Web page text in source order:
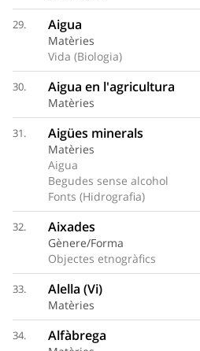
29. Aigua
Matèries
Vida (Biologia)
30. Aigua en l'agricultura
Matèries
31. Aigües minerals
Matèries
Aigua
Begudes sense alcohol
Fonts (Hidrografia)
32. Aixades
Gènere/Forma
Objectes etnogràfics
33. Alella (Vi)
Matèries
34. Alfàbrega